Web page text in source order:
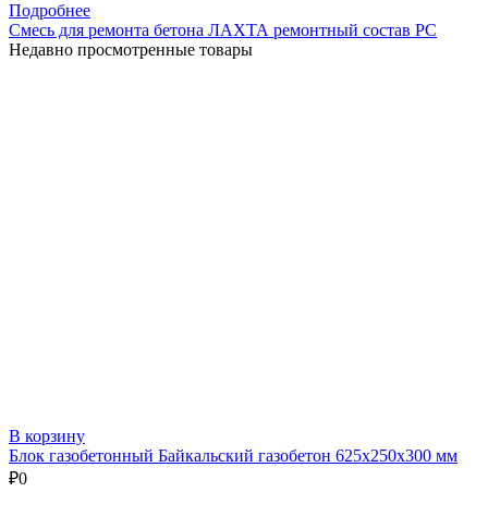
Подробнее
Смесь для ремонта бетона ЛАХТА ремонтный состав РС
Недавно просмотренные товары
В корзину
Блок газобетонный Байкальский газобетон 625х250х300 мм
₽0